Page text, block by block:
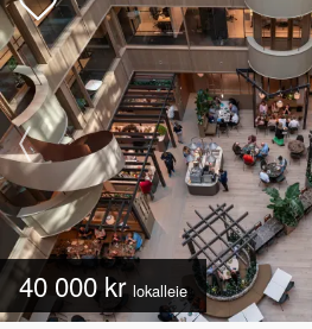
40 000 kr lokalleie